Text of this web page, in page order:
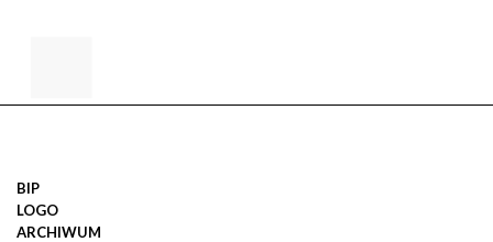
BIP
LOGO
ARCHIWUM